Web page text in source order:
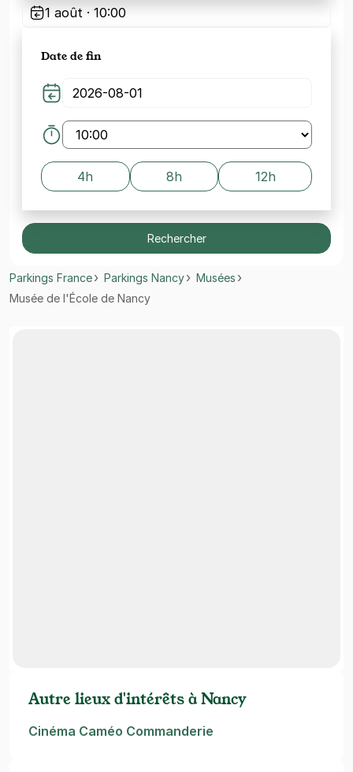
1 août · 10:00
Date de fin
4h 8h 12h
Rechercher
Parkings France Parkings Nancy
Musées
Musée de l'École de Nancy
Autre lieux d'intérêts à Nancy
Cinéma Caméo Commanderie